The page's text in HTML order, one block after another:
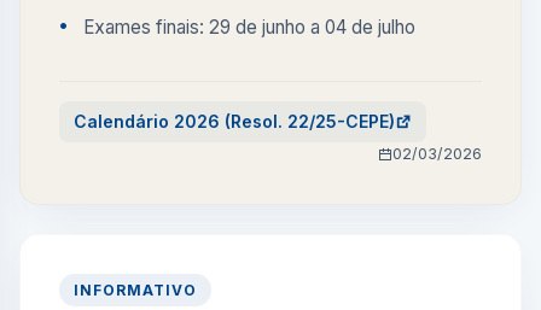
Exames finais: 29 de junho a 04 de julho
Calendário 2026 (Resol. 22/25-CEPE)
02/03/2026
INFORMATIVO